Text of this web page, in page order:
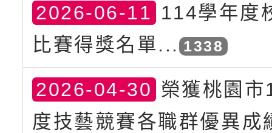
2026-06-11 114學年度
比賽得獎名單... 1338
2026-04-30 榮獲桃園
度技藝競賽各職群優異成